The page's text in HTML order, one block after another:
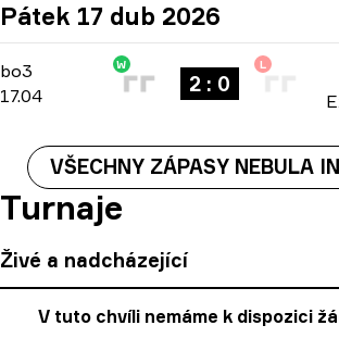
Pátek 17 dub 2026
bo3 Main Stage-
17.04
W
2 : 0
L
VŠECHNY ZÁPASY NEBULA
Turnaje
Živé a nadcházející
V tuto chvíli nemáme k dispozici